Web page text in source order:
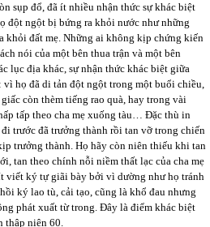
sụp đổ, đã ít nhiều nhận thức sự khác biệt
đột ngột bị bứng ra khỏi nước như những
khỏi đất mẹ. Những ai không kịp chứng kiến
nói của một bên thua trận và một bên
lục địa khác, sự nhận thức khác biệt giữa
vì họ đã di tản đột ngột trong một buổi chiều,
còn thèm tiếng rao quà, hay trong vài
tấp theo cha mẹ xuống tàu… Đặc thù in
trước đã trưởng thành rồi tan vỡ trong chiến
trưởng thành. Họ hãy còn niên thiếu khi tan
tan theo chính nỗi niềm thất lạc của cha mẹ
viết ký tự giãi bày bởi vì dường như họ tránh
ký lao tù, cải tạo, cũng là khổ đau nhưng
phát xuất từ trong. Đây là điểm khác biệt
thập niên 60.